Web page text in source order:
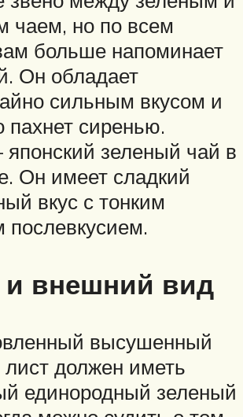
чаем, но по всем
больше напоминает
Он обладает
сильным вкусом и
пахнет сиренью.
японский зеленый чай в
Он имеет сладкий
вкус с тонким
послевкусием.
внешний вид
высушенный
должен иметь
единородный зеленый